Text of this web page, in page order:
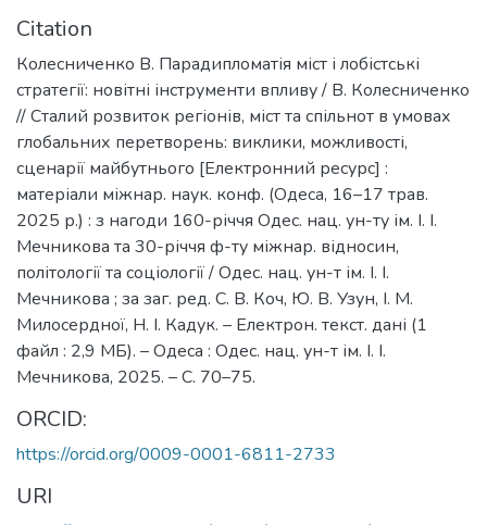
Citation
Колесниченко В. Парадипломатія міст і лобістські
стратегії: новітні інструменти впливу / В. Колесниченко
// Сталий розвиток регіонів, міст та спільнот в умовах
глобальних перетворень: виклики, можливості,
сценарії майбутнього [Електронний ресурс] :
матеріали міжнар. наук. конф. (Одеса, 16–17 трав.
2025 р.) : з нагоди 160-річчя Одес. нац. ун-ту ім. І. І.
Мечникова та 30-річчя ф-ту міжнар. відносин,
політології та соціології / Одес. нац. ун-т ім. І. І.
Мечникова ; за заг. ред. С. В. Коч, Ю. В. Узун, І. М.
Милосердної, Н. І. Кадук. – Електрон. текст. дані (1
файл : 2,9 МБ). – Одеса : Одес. нац. ун-т ім. І. І.
Мечникова, 2025. – С. 70–75.
ORCID:
https://orcid.org/0009-0001-6811-2733
URI